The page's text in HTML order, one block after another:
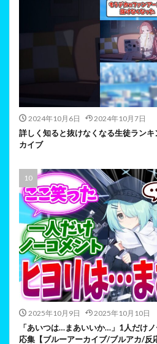
2024年10月6日 2024年10月7日
詳しく知ると抜けなくなる生徒ラン
カイブ
2025年10月9日 2025年10月10日
「あいつは…まあいいか…」1人だけ
応集【ブルーアーカイブ/ブルアカ/反